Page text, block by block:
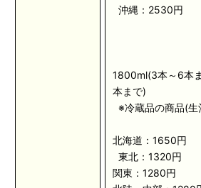
沖縄：2530円
1800ml(3本～6本
本まで)
※冷蔵品の商品(
北海道：1650円
東北：1320円
関東：1280円